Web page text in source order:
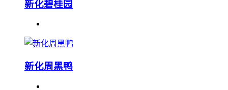
新化碧桂园
新化周黑鸭